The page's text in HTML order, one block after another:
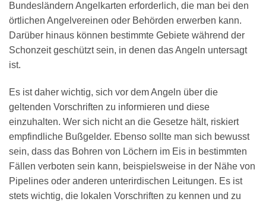
Bundesländern Angelkarten erforderlich, die man bei den
örtlichen Angelvereinen oder Behörden erwerben kann.
Darüber hinaus können bestimmte Gebiete während der
Schonzeit geschützt sein, in denen das Angeln untersagt
ist.
Es ist daher wichtig, sich vor dem Angeln über die
geltenden Vorschriften zu informieren und diese
einzuhalten. Wer sich nicht an die Gesetze hält, riskiert
empfindliche Bußgelder. Ebenso sollte man sich bewusst
sein, dass das Bohren von Löchern im Eis in bestimmten
Fällen verboten sein kann, beispielsweise in der Nähe von
Pipelines oder anderen unterirdischen Leitungen. Es ist
stets wichtig, die lokalen Vorschriften zu kennen und zu